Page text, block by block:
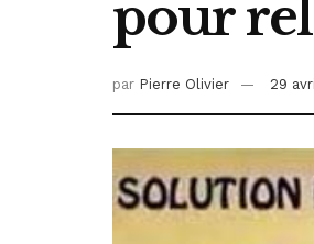
pour
par Pierre Olivier 29